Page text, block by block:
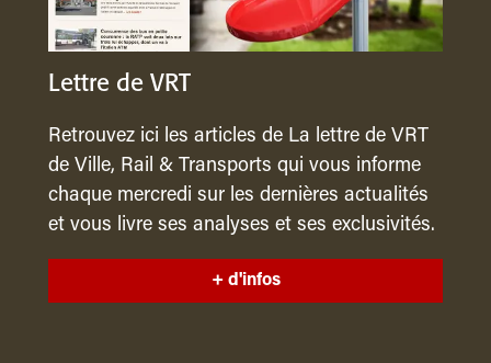
Lettre de VRT
Retrouvez ici les articles de La lettre de VRT
de Ville, Rail & Transports qui vous informe
chaque mercredi sur les dernières actualités
et vous livre ses analyses et ses exclusivités.
+ d'infos